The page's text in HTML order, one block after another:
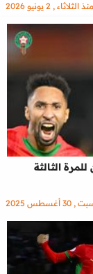
منذ الثلاثاء , 2 يونيو 2026
الثالثة
2025